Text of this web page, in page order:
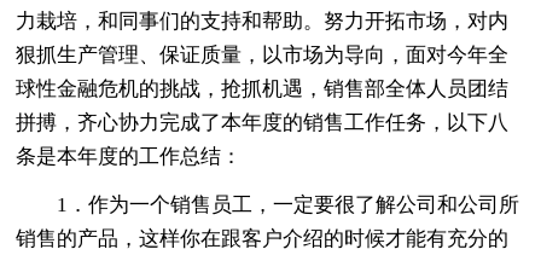
力栽培，和同事们的支持和帮助。努力开拓市场，对内
狠抓生产管理、保证质量，以市场为导向，面对今年全
球性金融危机的挑战，抢抓机遇，销售部全体人员团结
拼搏，齐心协力完成了本年度的销售工作任务，以下八
条是本年度的工作总结：
1．作为一个销售员工，一定要很了解公司和公司所
销售的产品，这样你在跟客户介绍的时候才能有充分的